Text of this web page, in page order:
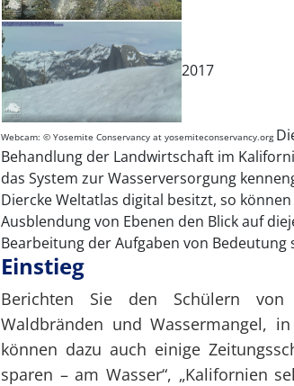
2017
Webcam: © Yosemite Conservancy at yosemiteconservancy.org
Behandlung der Landwirtschaft im
das System zur Wasserversorgung
Diercke Weltatlas digital besitzt, so
Ausblendung von Ebenen den Blick auf
Bearbeitung der Aufgaben von Bedeutung
Einstieg
Berichten Sie den Schülern
Waldbränden und Wassermangel,
können dazu auch einige
sparen – am Wasser“, „Kalifornien